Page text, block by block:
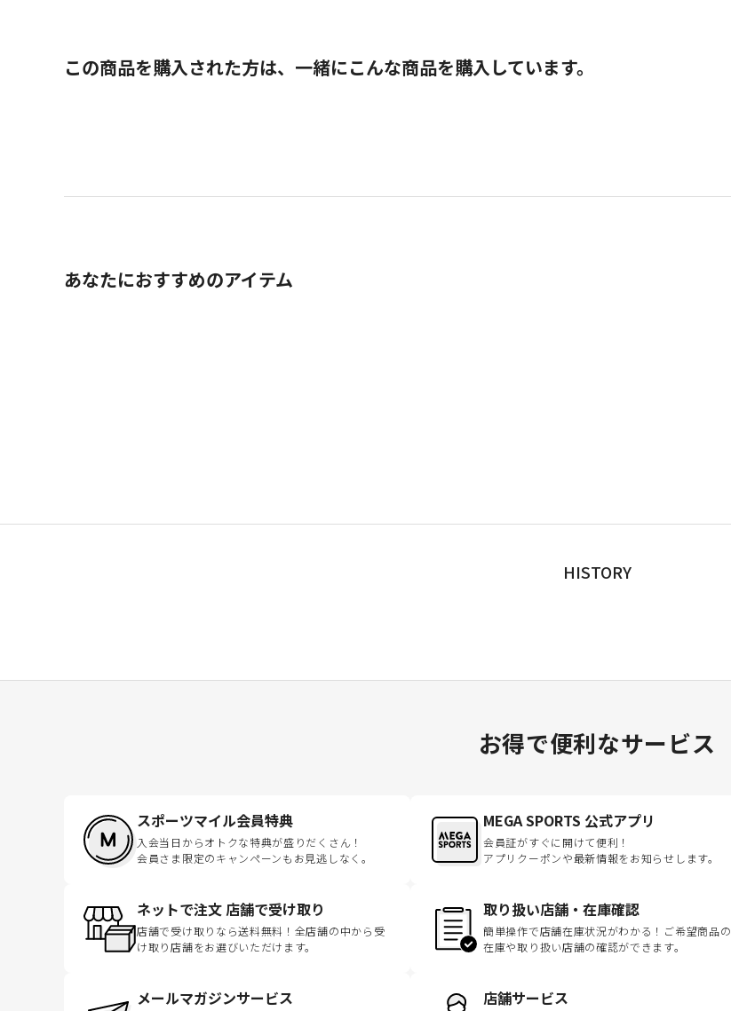
この商品を購入された方は、一緒にこんな商品を購入しています。
あなたにおすすめのアイテム
HISTORY
お得で便利なサービス
スポーツマイル会員特典
入会当日からオトクな特典が盛りだくさん！
会員さま限定のキャンペーンもお見逃しなく。
MEGA SPORTS 公式アプリ
会員証がすぐに開けて便利！
アプリクーポンや最新情報をお知らせします。
ネットで注文 店舗で受け取り
店舗で受け取りなら送料無料！全店舗の中から受
け取り店舗をお選びいただけます。
取り扱い店舗・在庫確認
簡単操作で店舗在庫状況がわかる！ご希望商品の
在庫や取り扱い店舗の確認ができます。
メールマガジンサービス 店舗サービス